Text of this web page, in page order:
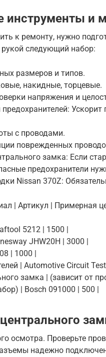
инструменты и
к ремонту, нужно
следующий набор:
размеров и типов.
накидные, торцевые.
напряжения и
с проводами.
поврежденных
замка: Если
предохранители
Nissan 370Z:
| Артикул | Примерная
5212 | 1500 |
JHW20H | 3000 |
| 1000 |
| Automotive Circuit
замка | (зависит от
| Bosch 091000 | 500 |
осмотра. Проверьте
надежно